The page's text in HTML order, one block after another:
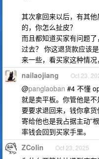
其次拿回来以后，有其
的，你怎么扯皮？
而且都知道买家有问题
过去？ 你这退货款应该
来一些，看买家这种情
nailaojiang Oct 23,
@panglaoban #4 不懂
就是卖平板。你管他是
要要求退回来，钱你拿
寄给他也是我占据主动”
率钱会回到买家手里。
ZColin Oct 23, 2025